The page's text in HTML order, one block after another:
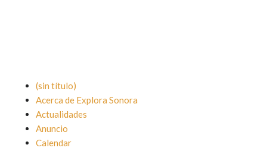
(sin título)
Acerca de Explora Sonora
Actualidades
Anuncio
Calendar